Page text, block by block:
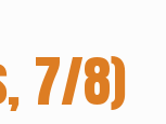
7/8)